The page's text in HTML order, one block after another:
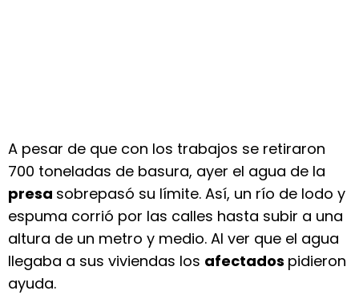
A pesar de que con los trabajos se retiraron
700 toneladas de basura, ayer el agua de la
presa sobrepasó su límite. Así, un río de lodo y
espuma corrió por las calles hasta subir a una
altura de un metro y medio. Al ver que el agua
llegaba a sus viviendas los afectados pidieron
ayuda.